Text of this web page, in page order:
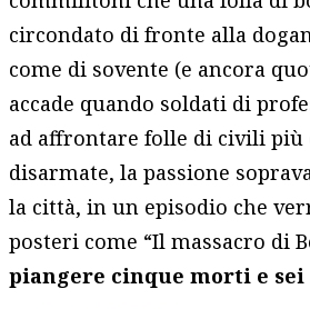
circondato di fronte alla
come di sovente (e ancora
accade quando soldati di
ad affrontare folle di civili più
disarmate, la passione
la città, in un episodio che
posteri come “Il massacro di
piangere cinque morti e